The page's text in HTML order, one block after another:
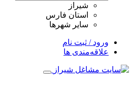
شیراز
استان فارس
سایر شهرها
ورود / ثبت نام
علاقه‌مندی ها